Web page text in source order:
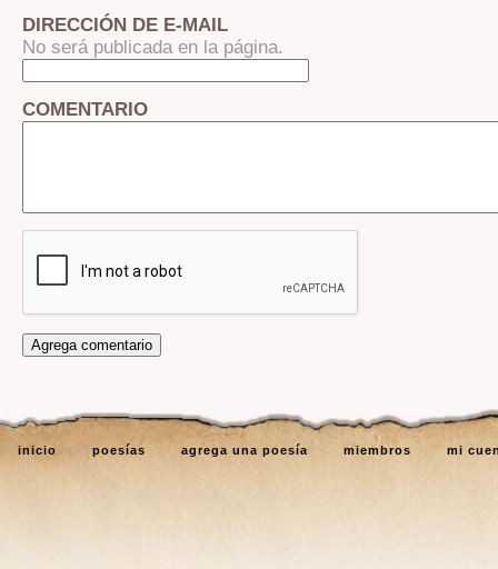
DIRECCIÓN DE E-MAIL
No será publicada en la página.
COMENTARIO
inicio poesías agrega una poesía miembros mi